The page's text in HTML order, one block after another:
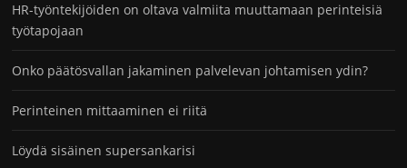
HR-työntekijöiden on oltava valmiita muuttamaan perinteisiä
työtapojaan
Onko päätösvallan jakaminen palvelevan johtamisen ydin?
Perinteinen mittaaminen ei riitä
Löydä sisäinen supersankarisi